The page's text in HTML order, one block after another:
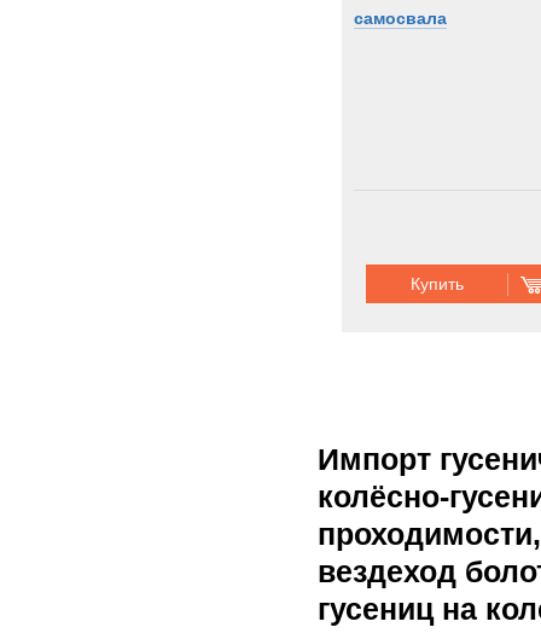
самосвала
Купить
Импорт
колёсно-
вездеход
гусениц на